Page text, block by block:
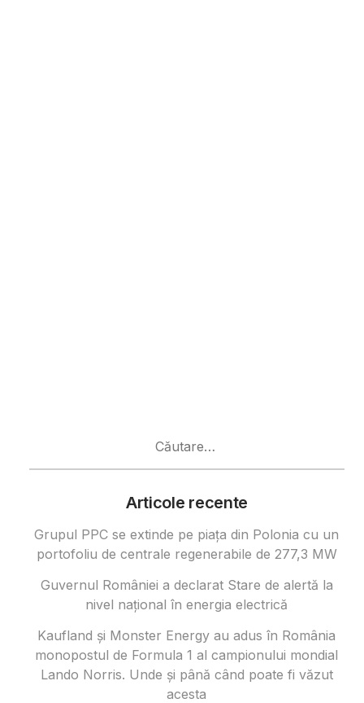
Articole recente
Grupul PPC se extinde pe piața din Polonia cu un
portofoliu de centrale regenerabile de 277,3 MW
Guvernul României a declarat Stare de alertă la
nivel național în energia electrică
Kaufland și Monster Energy au adus în România
monopostul de Formula 1 al campionului mondial
Lando Norris. Unde și până când poate fi văzut
acesta